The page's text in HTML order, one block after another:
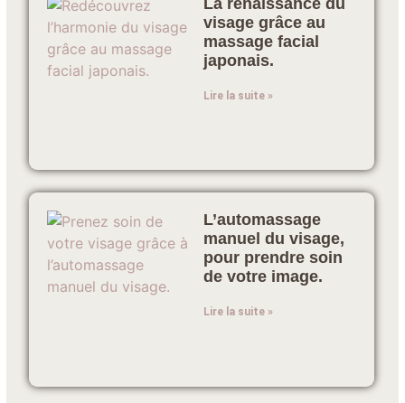
visage grâce au
massage facial
japonais.
Lire la suite »
L’automassage
manuel du visage,
pour prendre soin
de votre image.
Lire la suite »